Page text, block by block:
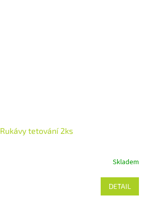
Rukávy tetování 2ks
Skladem
DETAIL